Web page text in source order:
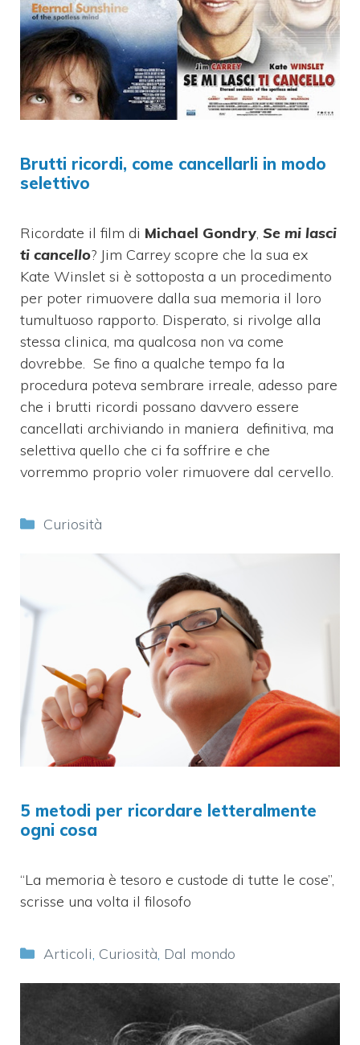
Brutti ricordi, come cancellarli in modo
selettivo
Ricordate il film di Michael Gondry, Se mi lasci
ti cancello? Jim Carrey scopre che la sua ex
Kate Winslet si è sottoposta a un procedimento
per poter rimuovere dalla sua memoria il loro
tumultuoso rapporto. Disperato, si rivolge alla
stessa clinica, ma qualcosa non va come
dovrebbe. Se fino a qualche tempo fa la
procedura poteva sembrare irreale, adesso pare
che i brutti ricordi possano davvero essere
cancellati archiviando in maniera definitiva, ma
selettiva quello che ci fa soffrire e che
vorremmo proprio voler rimuovere dal cervello.
Categorie
Curiosità
5 metodi per ricordare letteralmente
ogni cosa
“La memoria è tesoro e custode di tutte le cose”,
scrisse una volta il filosofo
Categorie
Articoli, Curiosità, Dal mondo